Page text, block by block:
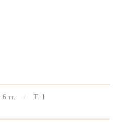
тт.
Т. 1